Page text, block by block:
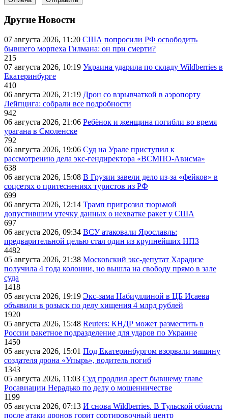
Другие Новости
07 августа 2026, 11:20 США попросили РФ освободить
бывшего морпеха Гилмана: он при смерти?
215
07 августа 2026, 10:19 Украина ударила по складу Wildberries в
Екатеринбурге
410
06 августа 2026, 21:19 Дрон со взрывчаткой в аэропорту
Лейпцига: собрали все подробности
942
06 августа 2026, 21:06 Ребёнок и женщина погибли во время
урагана в Смоленске
792
06 августа 2026, 19:06 Суд на Урале приступил к
рассмотрению дела экс-гендиректора «ВСМПО-Ависма»
638
06 августа 2026, 15:08 В Грузии завели дело из-за «фейков» в
соцсетях о притеснениях туристов из РФ
699
06 августа 2026, 12:14 Трамп пригрозил тюрьмой
допустившим утечку данных о нехватке ракет у США
697
06 августа 2026, 09:34 ВСУ атаковали Ярославль:
предварительной целью стал один из крупнейших НПЗ
4482
05 августа 2026, 21:38 Московский экс-депутат Харадизе
получила 4 года колонии, но вышла на свободу прямо в зале
суда
1418
05 августа 2026, 19:19 Экс-зама Набиуллиной в ЦБ Исаева
объявили в розыск по делу хищения 4 млрд рублей
1920
05 августа 2026, 15:48 Reuters: КНДР может разместить в
России ракетное подразделение для ударов по Украине
1450
05 августа 2026, 15:01 Под Екатеринбургом взорвали машину
создателя дрона «Упырь», водитель погиб
1343
05 августа 2026, 11:03 Суд продлил арест бывшему главе
Росавиации Нерадько по делу о мошенничестве
1199
05 августа 2026, 07:13 И снова Wildberries. В Тульской области
после атаки дронов горит сортировочный центр